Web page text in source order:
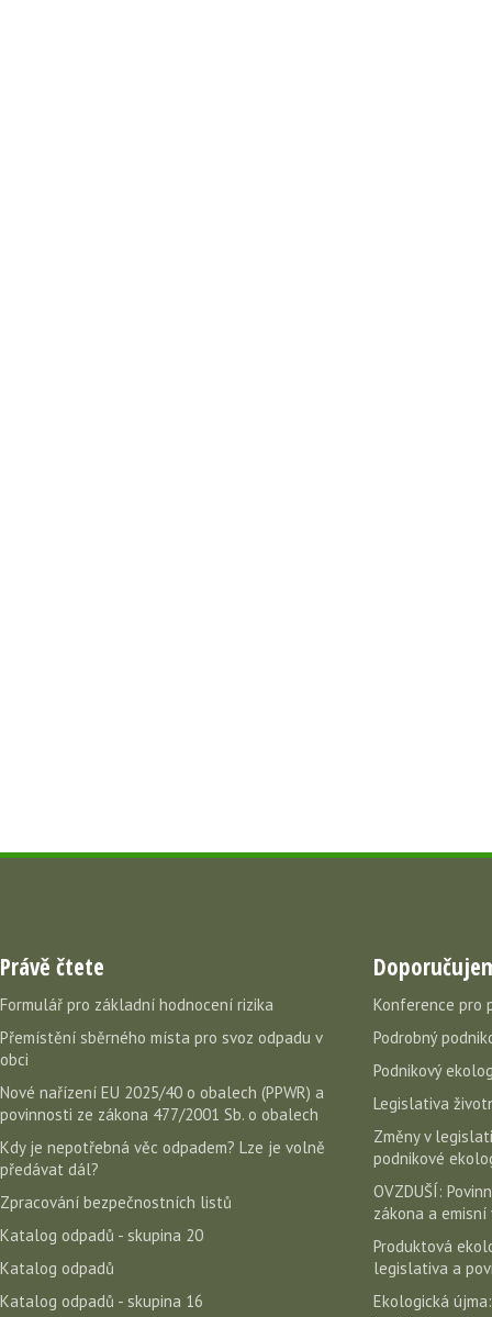
Právě čtete
Formulář pro základní hodnocení rizika
Přemístění sběrného místa pro svoz odpadu v
obci
Nové nařízení EU 2025/40 o obalech (PPWR) a
povinnosti ze zákona 477/2001 Sb. o obalech
Kdy je nepotřebná věc odpadem? Lze je volně
předávat dál?
Zpracování bezpečnostních listů
Katalog odpadů - skupina 20
Katalog odpadů
Katalog odpadů - skupina 16
Konference pro
Podrobný
Podnikový
Legislativa
Změny v
podnikové
OVZDUŠÍ:
zákona a emisní
Produktová
legislativa a
Ekologická